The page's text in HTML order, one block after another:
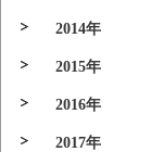
2014年
2015年
2016年
2017年